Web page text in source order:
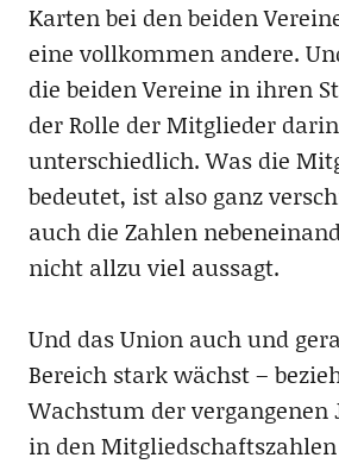
Karten bei den beiden
eine vollkommen andere.
die beiden Vereine in ihren
der Rolle der Mitglieder
unterschiedlich. Was die
bedeutet, ist also ganz
auch die Zahlen
nicht allzu viel aussagt.
Und das Union auch und
Bereich stark wächst –
Wachstum der vergangenen
in den